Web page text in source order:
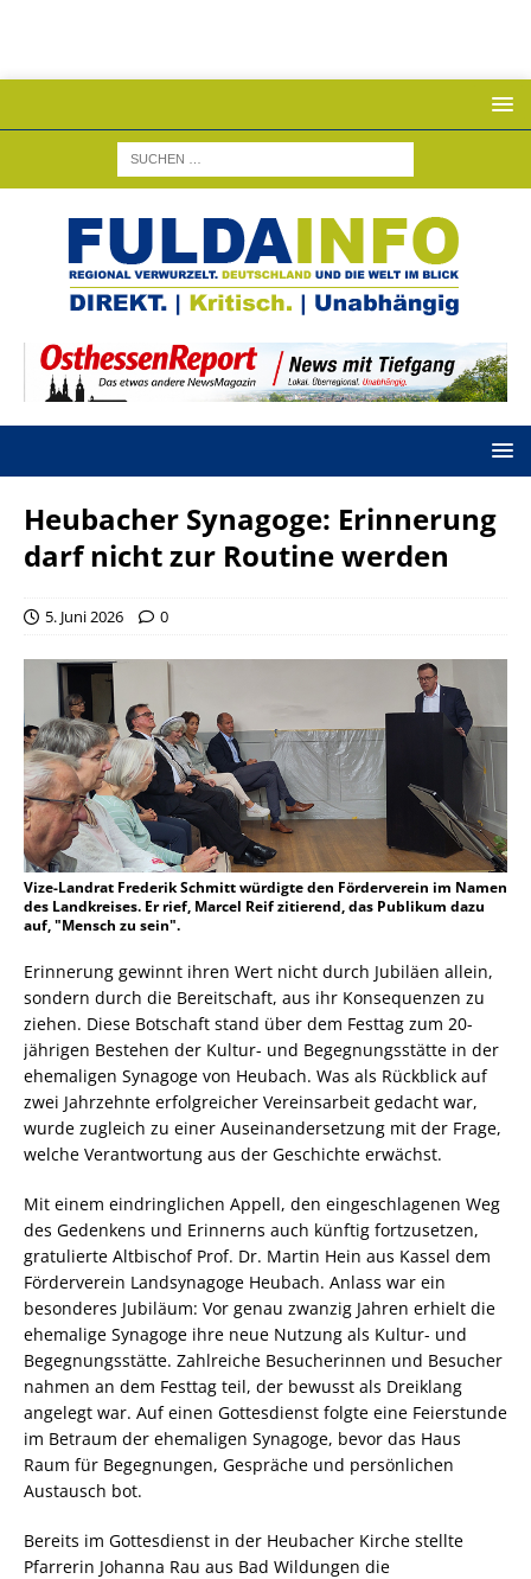
Heubacher Synagoge: Erinnerung
darf nicht zur Routine werden
5. Juni 2026 0
Vize-Landrat Frederik Schmitt würdigte den Förderverein im Namen
des Landkreises. Er rief, Marcel Reif zitierend, das Publikum dazu
auf, "Mensch zu sein".
Erinnerung gewinnt ihren Wert nicht durch Jubiläen allein,
sondern durch die Bereitschaft, aus ihr Konsequenzen zu
ziehen. Diese Botschaft stand über dem Festtag zum 20-
jährigen Bestehen der Kultur- und Begegnungsstätte in der
ehemaligen Synagoge von Heubach. Was als Rückblick auf
zwei Jahrzehnte erfolgreicher Vereinsarbeit gedacht war,
wurde zugleich zu einer Auseinandersetzung mit der Frage,
welche Verantwortung aus der Geschichte erwächst.
Mit einem eindringlichen Appell, den eingeschlagenen Weg
des Gedenkens und Erinnerns auch künftig fortzusetzen,
gratulierte Altbischof Prof. Dr. Martin Hein aus Kassel dem
Förderverein Landsynagoge Heubach. Anlass war ein
besonderes Jubiläum: Vor genau zwanzig Jahren erhielt die
ehemalige Synagoge ihre neue Nutzung als Kultur- und
Begegnungsstätte. Zahlreiche Besucherinnen und Besucher
nahmen an dem Festtag teil, der bewusst als Dreiklang
angelegt war. Auf einen Gottesdienst folgte eine Feierstunde
im Betraum der ehemaligen Synagoge, bevor das Haus
Raum für Begegnungen, Gespräche und persönlichen
Austausch bot.
Bereits im Gottesdienst in der Heubacher Kirche stellte
Pfarrerin Johanna Rau aus Bad Wildungen die